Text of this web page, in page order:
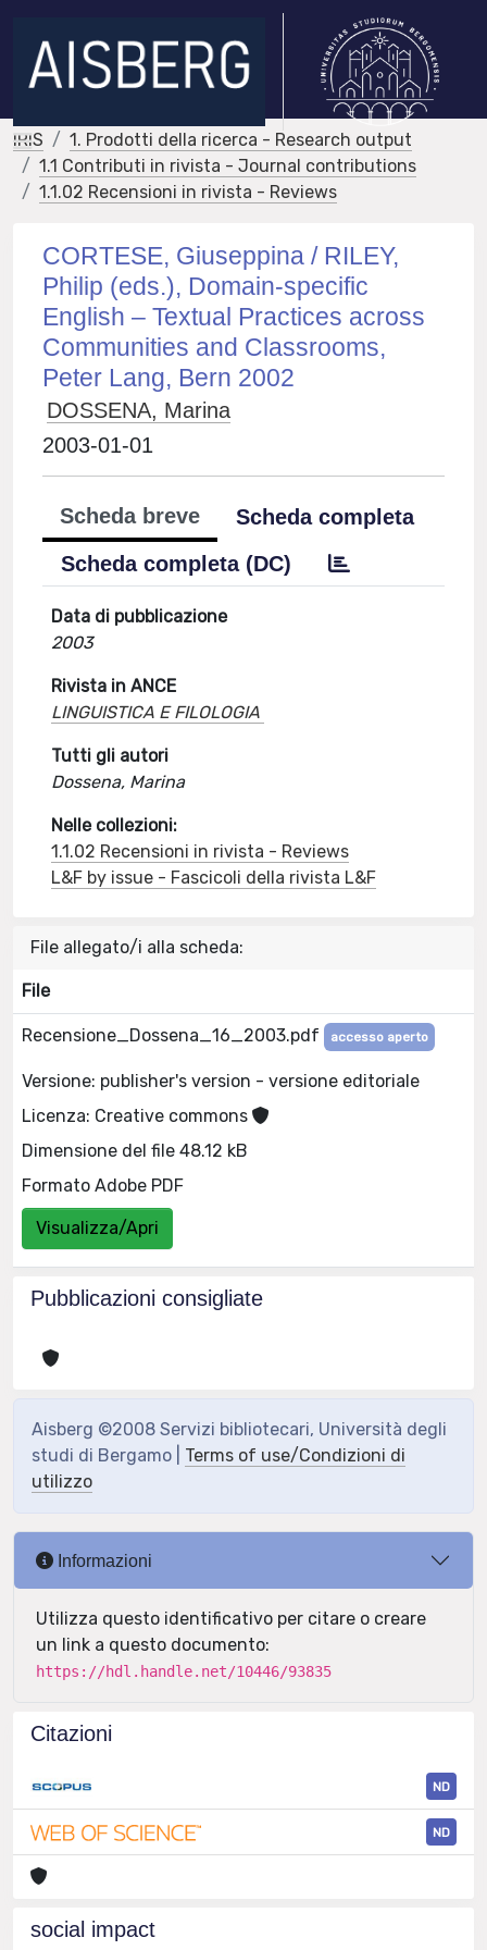
IRIS
1. Prodotti della ricerca - Research output
1.1 Contributi in rivista - Journal contributions
1.1.02 Recensioni in rivista - Reviews
CORTESE, Giuseppina / RILEY,
Philip (eds.), Domain-specific
English – Textual Practices across
Communities and Classrooms,
Peter Lang, Bern 2002
DOSSENA, Marina
2003-01-01
Scheda breve
Scheda completa
Scheda completa (DC)
Data di pubblicazione
2003
Rivista in ANCE
LINGUISTICA E FILOLOGIA
Tutti gli autori
Dossena, Marina
Nelle collezioni:
1.1.02 Recensioni in rivista - Reviews
L&F by issue - Fascicoli della rivista L&F
File allegato/i alla scheda:
File
Recensione_Dossena_16_2003.pdf accesso aperto
Versione: publisher's version - versione editoriale
Licenza: Creative commons
Dimensione del file 48.12 kB
Formato Adobe PDF
Visualizza/Apri
Pubblicazioni consigliate
Aisberg ©2008 Servizi bibliotecari, Università degli
studi di Bergamo | Terms of use/Condizioni di
utilizzo
Informazioni
Utilizza questo identificativo per citare o creare
un link a questo documento:
https://hdl.handle.net/10446/93835
Citazioni
ND
ND
social impact